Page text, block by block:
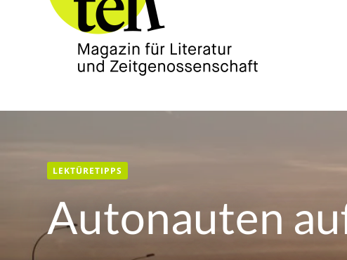
und
Zeitgenossenschaft
LEKTÜRETIPPS
Autonauten